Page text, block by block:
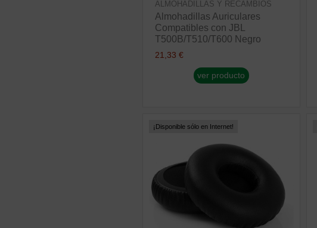
ALMOHADILLAS Y RECAMBIOS
Almohadillas Auriculares
Compatibles con JBL
T500B/T510/T600 Negro
21,33 €
ver producto
¡Disponible sólo en Internet!